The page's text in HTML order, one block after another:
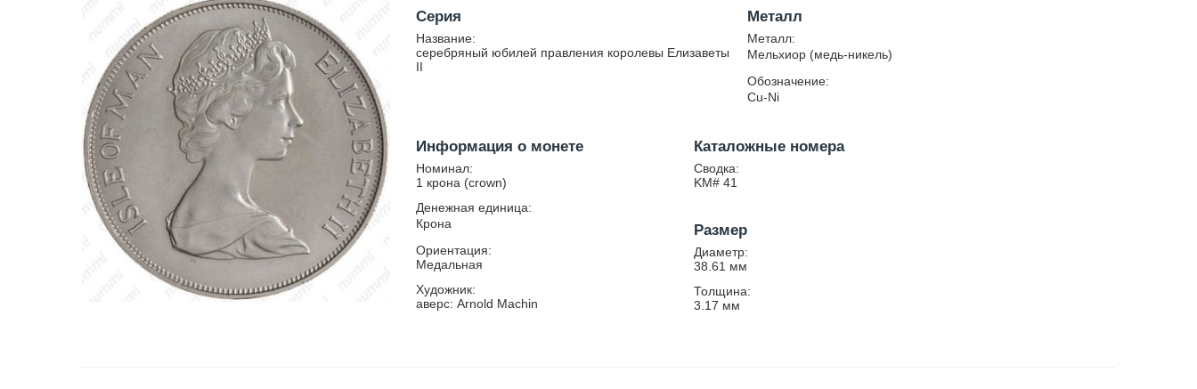
Серия
Название:
серебряный юбилей правления королевы Елизаветы
II
Металл
Металл:
Мельхиор (медь-никель)
Обозначение:
Cu-Ni
Информация о монете
Номинал:
1 крона (crown)
Денежная единица:
Крона
Ориентация:
Медальная
Художник:
аверс: Arnold Machin
Каталожные номера
Сводка:
KM# 41
Размер
Диаметр:
38.61 мм
Толщина:
3.17 мм